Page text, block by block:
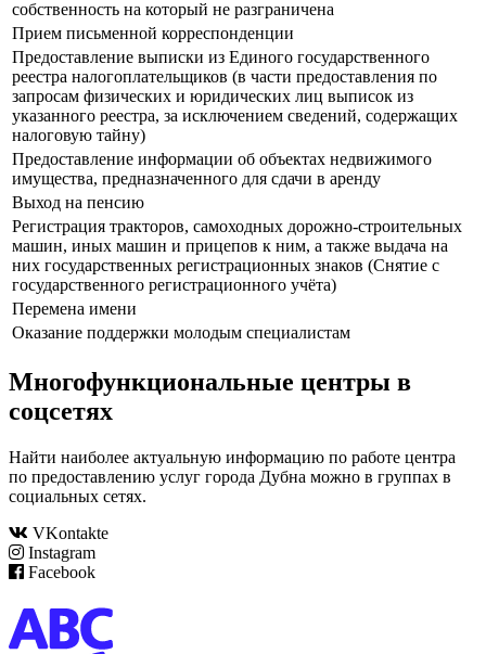
собственность на который не разграничена
Прием письменной корреспонденции
Предоставление выписки из Единого государственного
реестра налогоплательщиков (в части предоставления по
запросам физических и юридических лиц выписок из
указанного реестра, за исключением сведений, содержащих
налоговую тайну)
Предоставление информации об объектах недвижимого
имущества, предназначенного для сдачи в аренду
Выход на пенсию
Регистрация тракторов, самоходных дорожно-строительных
машин, иных машин и прицепов к ним, а также выдача на
них государственных регистрационных знаков (Снятие с
государственного регистрационного учёта)
Перемена имени
Оказание поддержки молодым специалистам
Многофункциональные центры в
соцсетях
Найти наиболее актуальную информацию по работе центра
по предоставлению услуг города Дубна можно в группах в
социальных сетях.
VKontakte
Instagram
Facebook